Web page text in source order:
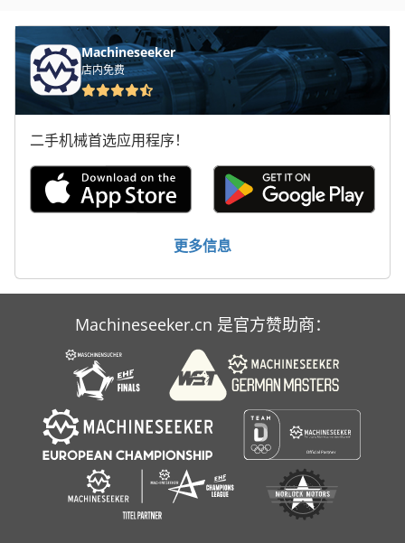
Transmig 400
手动 剪 板 机
手动 绞车
断头台
Machineseeker
店内免费
二手机械首选应用程序！
更多信息
Machineseeker.cn 是官方赞助商：